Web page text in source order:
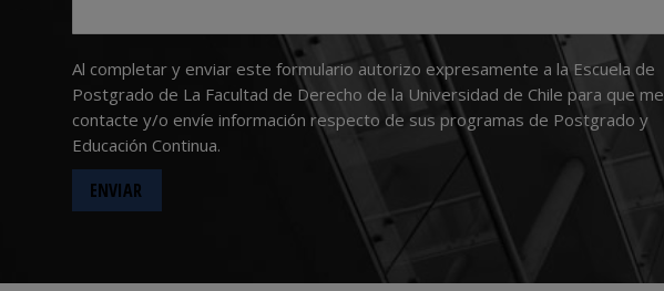
Al completar y enviar este formulario autorizo expresamente a la Escuela de
Postgrado de La Facultad de Derecho de la Universidad de Chile para que me
contacte y/o envíe información respecto de sus programas de Postgrado y
Educación Continua.